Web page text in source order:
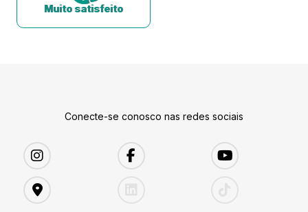
Muito satisfeito
Conecte-se conosco nas redes sociais